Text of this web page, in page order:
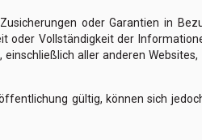
oder Garantien in
oder Vollständigkeit der
aller anderen
gültig, können sich